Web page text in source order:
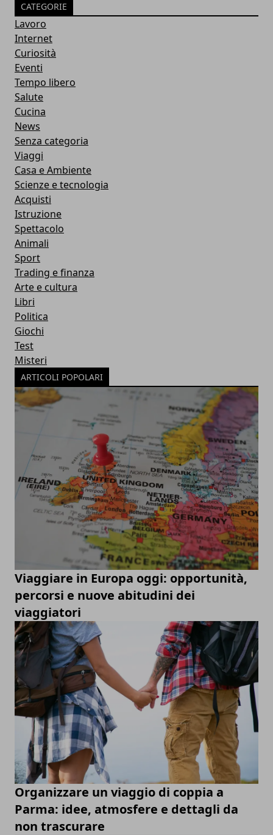
CATEGORIE
Lavoro
Internet
Curiosità
Eventi
Tempo libero
Salute
Cucina
News
Senza categoria
Viaggi
Casa e Ambiente
Scienze e tecnologia
Acquisti
Istruzione
Spettacolo
Animali
Sport
Trading e finanza
Arte e cultura
Libri
Politica
Giochi
Test
Misteri
ARTICOLI POPOLARI
Viaggiare in Europa oggi: opportunità,
percorsi e nuove abitudini dei
viaggiatori
Organizzare un viaggio di coppia a
Parma: idee, atmosfere e dettagli da
non trascurare